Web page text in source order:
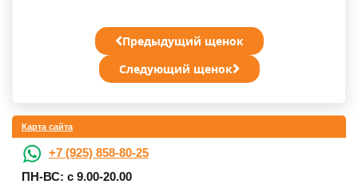
Предыдущий щенок
Следующий щенок
Карта сайта
+7 (925) 858-80-25
ПН-ВС: с 9.00-20.00